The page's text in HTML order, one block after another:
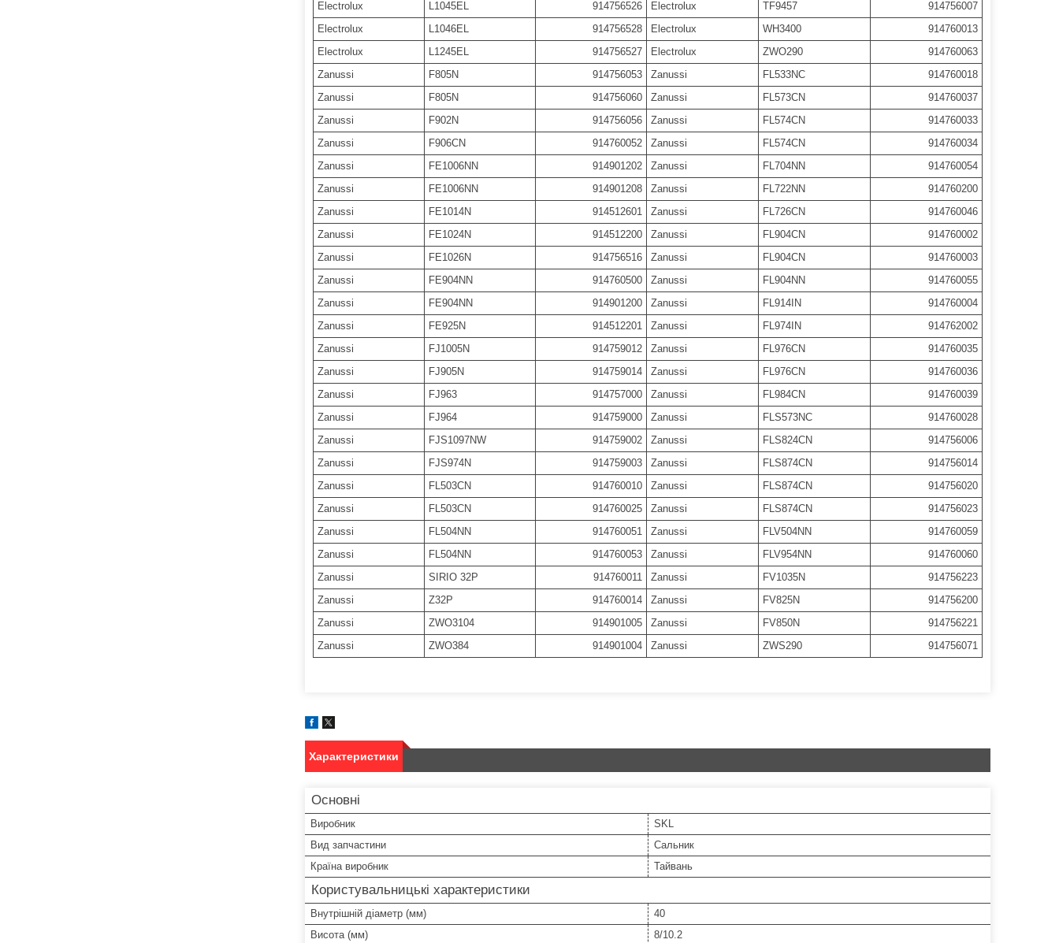
Electrolux
L1045EL 914756526 Electrolux TF9457
914756007
Electrolux
L1046EL 914756528 Electrolux WH3400
914760013
Electrolux
L1245EL 914756527 Electrolux ZWO290
914760063
Zanussi
F805N 914756053 Zanussi FL533NC
914760018
Zanussi
F805N 914756060 Zanussi FL573CN
914760037
Zanussi
F902N 914756056 Zanussi FL574CN
914760033
Zanussi
F906CN 914760052 Zanussi FL574CN
914760034
Zanussi
FE1006NN 914901202 Zanussi FL704NN
914760054
Zanussi
FE1006NN 914901208 Zanussi FL722NN
914760200
Zanussi
FE1014N 914512601 Zanussi FL726CN
914760046
Zanussi
FE1024N 914512200 Zanussi FL904CN
914760002
Zanussi
FE1026N 914756516 Zanussi FL904CN
914760003
Zanussi
FE904NN 914760500 Zanussi FL904NN
914760055
Zanussi
FE904NN 914901200 Zanussi FL914IN
914760004
Zanussi
FE925N 914512201 Zanussi FL974IN
914762002
Zanussi
FJ1005N 914759012 Zanussi FL976CN
914760035
Zanussi
FJ905N 914759014 Zanussi FL976CN
914760036
Zanussi
FJ963 914757000 Zanussi FL984CN
914760039
Zanussi
FJ964 914759000 Zanussi FLS573NC
914760028
Zanussi
FJS1097NW 914759002 Zanussi FLS824CN
914756006
Zanussi
FJS974N 914759003 Zanussi FLS874CN
914756014
Zanussi
FL503CN 914760010 Zanussi FLS874CN
914756020
Zanussi
FL503CN 914760025 Zanussi FLS874CN
914756023
Zanussi
FL504NN 914760051 Zanussi FLV504NN
914760059
Zanussi
FL504NN 914760053 Zanussi FLV954NN
914760060
Zanussi
SIRIO 32P 914760011 Zanussi FV1035N
914756223
Zanussi
Z32P 914760014 Zanussi FV825N
914756200
Zanussi
ZWO3104 914901005 Zanussi FV850N
914756221
Zanussi
ZWO384 914901004 Zanussi ZWS290 914756071
Характеристики
Основні
Виробник
SKL
Вид запчастини
Сальник
Країна виробник
Тайвань
Користувальницькі характеристики
Внутрішній діаметр (мм)
40
Висота (мм)
8/10.2